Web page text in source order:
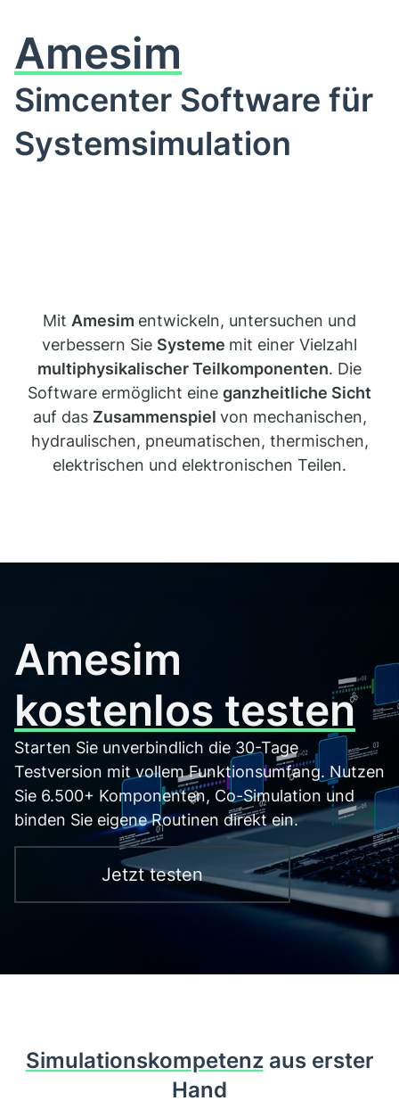
Amesim
Simcenter Software für
Systemsimulation
Mit Amesim entwickeln, untersuchen und
verbessern Sie Systeme mit einer Vielzahl
multiphysikalischer Teilkomponenten. Die
Software ermöglicht eine ganzheitliche Sicht
auf das Zusammenspiel von mechanischen,
hydraulischen, pneumatischen, thermischen,
elektrischen und elektronischen Teilen.
Amesim
kostenlos testen
Starten Sie unverbindlich die 30-Tage
Testversion mit vollem Funktionsumfang. Nutzen
Sie 6.500+ Komponenten, Co-Simulation und
binden Sie eigene Routinen direkt ein.
Jetzt testen
Simulationskompetenzaus erster
Hand